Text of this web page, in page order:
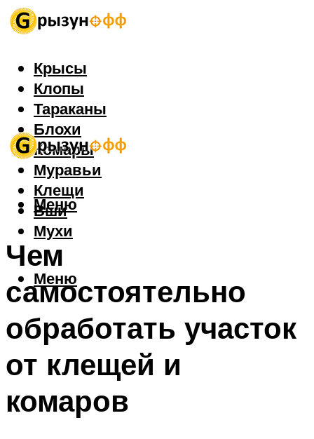
Крысы
Клопы
Тараканы
Блохи
Комары
Муравьи
Клещи
Вши
Мухи
Меню
Меню
Чем
самостоятельно
обработать участок
от клещей и
комаров